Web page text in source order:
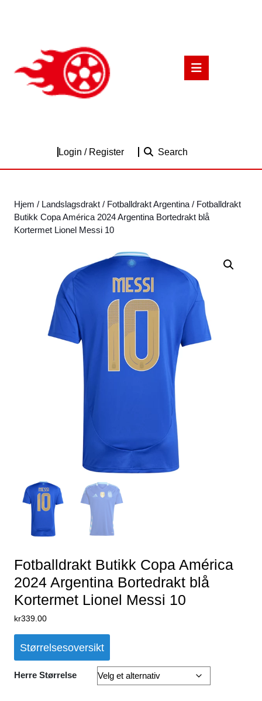
Login / RegisterLogin
Search
Hjem / Landslagsdrakt / Fotballdrakt Argentina / Fotballdrakt
Butikk Copa América 2024 Argentina Bortedrakt blå
Kortermet Lionel Messi 10
Fotballdrakt Butikk Copa América
2024 Argentina Bortedrakt blå
Kortermet Lionel Messi 10
kr339.00
Størrelsesoversikt
Herre Størrelse